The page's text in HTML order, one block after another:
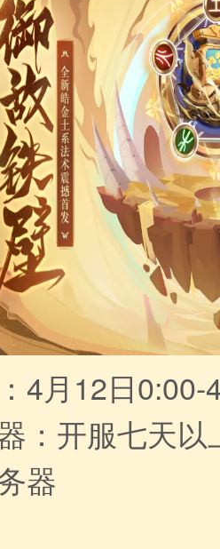
4月12日0:00-
：开服七天
器